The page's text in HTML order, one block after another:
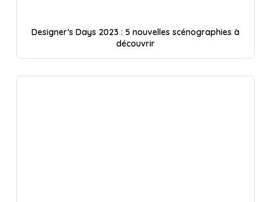
Designer’s Days 2023 : 5 nouvelles scénographies à
découvrir